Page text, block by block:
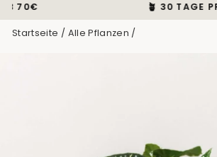
Pause
🪴 30 TAGE PFLANZEN-
Startseite / Alle Pflanzen /